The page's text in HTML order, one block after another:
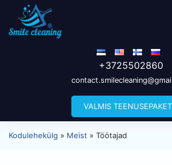
+3725502860
VALMIS
Kodulehekülg » Meist » Töötajad